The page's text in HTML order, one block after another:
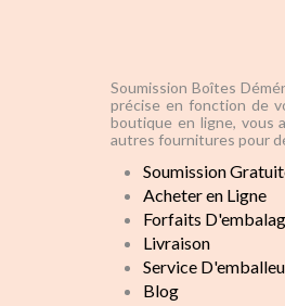
Soumission Boîtes
précise en fonction de
boutique en ligne, vous
autres fournitures pour
Soumission
Acheter en Ligne
Forfaits
Livraison
Service
Blog